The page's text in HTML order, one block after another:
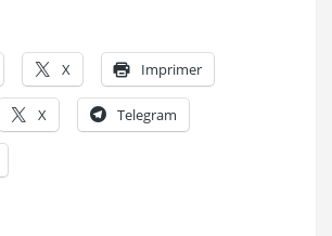
X Imprimer
X Telegram